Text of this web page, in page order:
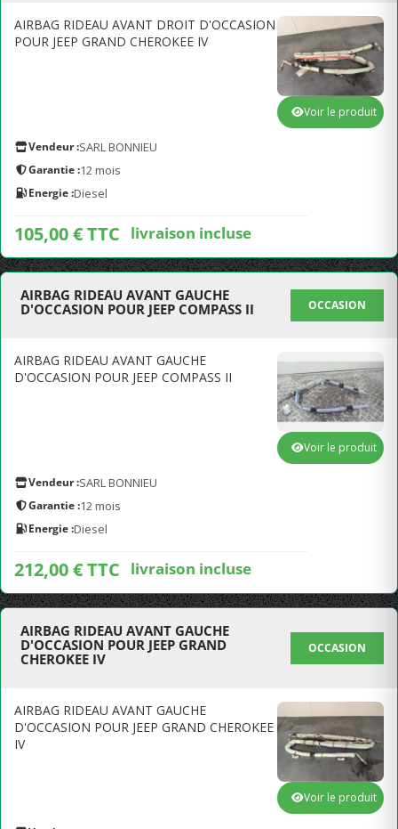
AIRBAG RIDEAU AVANT DROIT D'OCCASION
POUR JEEP GRAND CHEROKEE IV
Vendeur :SARL BONNIEU
Garantie :12 mois
Energie :Diesel
105,00 € TTC livraison incluse
Voir le produit
AIRBAG RIDEAU AVANT GAUCHE
D'OCCASION POUR JEEP COMPASS II
OCCASION
AIRBAG RIDEAU AVANT GAUCHE
D'OCCASION POUR JEEP COMPASS II
Vendeur :SARL BONNIEU
Garantie :12 mois
Energie :Diesel
212,00 € TTC livraison incluse
Voir le produit
AIRBAG RIDEAU AVANT GAUCHE
D'OCCASION POUR JEEP GRAND
CHEROKEE IV
OCCASION
AIRBAG RIDEAU AVANT GAUCHE
D'OCCASION POUR JEEP GRAND CHEROKEE
IV
Voir le produit